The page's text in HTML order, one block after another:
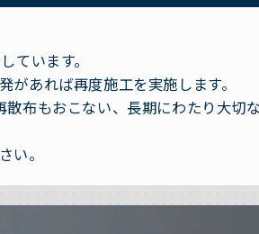
ています。
あれば再度施工を実施します。
布もおこない、長期にわたり大切
い。